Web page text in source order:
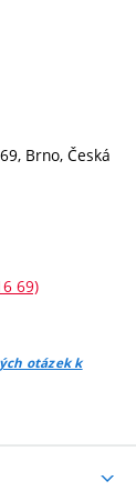
Brno, Česká
69)
otázek k